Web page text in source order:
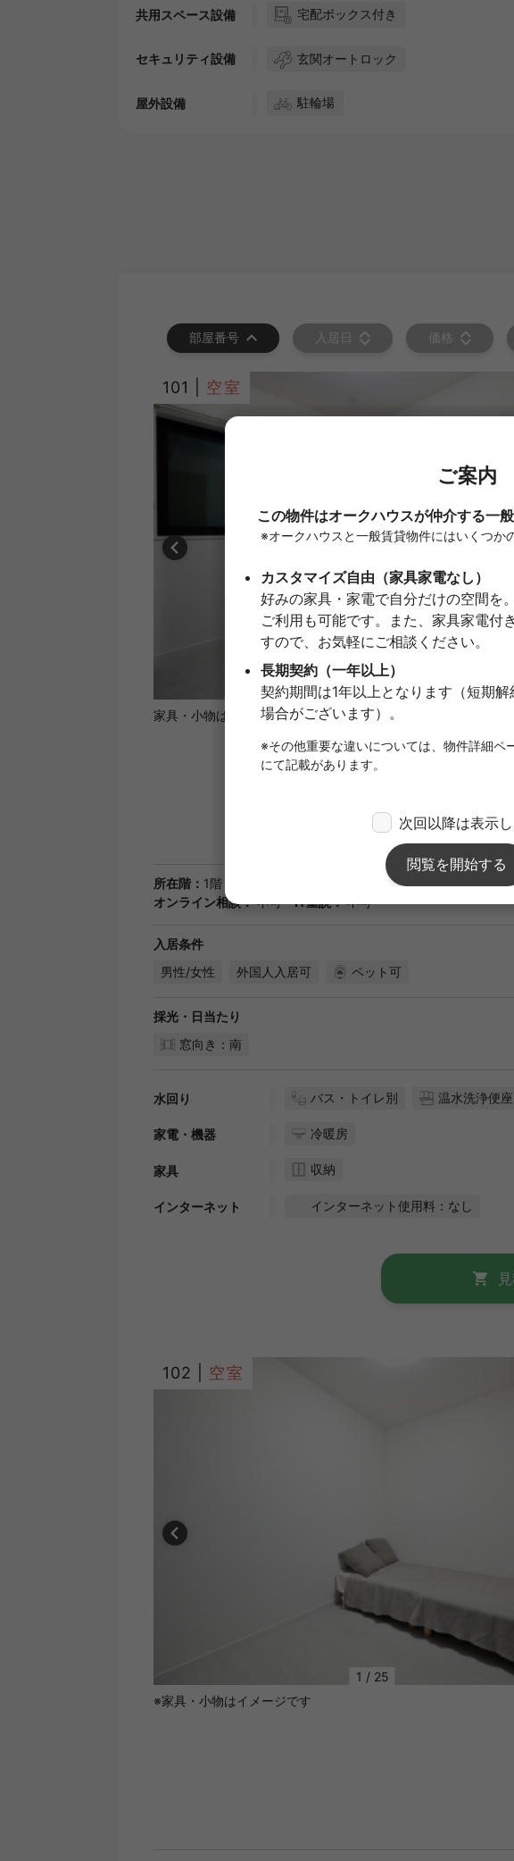
共用スペース設備 宅配ボックス付き
セキュリティ設備 玄関オートロック
屋外設備 駐輪場
部屋番号 入居日 価格
101 | 空室
1/ 25
家具・小物はイメージです
所在階： 1階 部屋タイプ：アパート 広さ：
オンライン相談：不可 IT重説：不可
入居条件
男性/女性
外国人入居可 ペット可
採光・日当たり
窓向き：南
水回り バス・トイレ別 温水洗浄便座
家電・機器 冷暖房
家具 収納
インターネット インターネット使用料：なし
102 | 空室
1 / 25
※家具・小物はイメージです